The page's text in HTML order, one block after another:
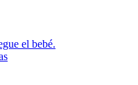
el bebé.